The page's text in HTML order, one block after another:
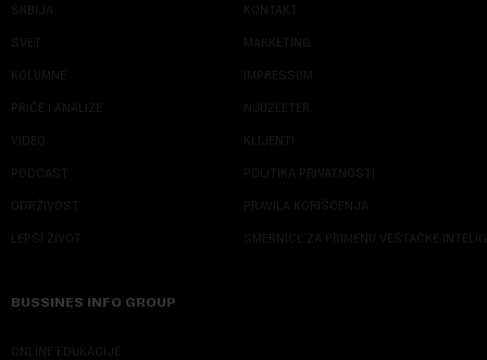
SRBIJA
SVET
KOLUMNE
PRIČE I ANALIZE
VIDEO
PODCAST
ODRŽIVOST
LEPŠI ŽIVOT
KONTAKT
MARKETING
IMPRESSUM
NJUZLETER
KLIJENTI
POLITIKA PRIVATNOSTI
PRAVILA KORIŠĆENJA
SMERNICE ZA PRIMENU VEŠTAČKE
BUSSINES INFO GROUP
ONLINE EDUKACIJE